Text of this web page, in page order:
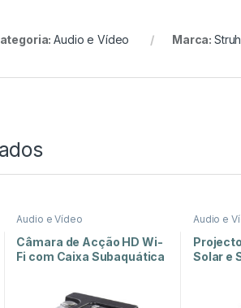
Audio e Vídeo Marca:
Audio e Vídeo
Câmara de Acção HD Wi-
Fi com Caixa Subaquática
Audio e
Solar e